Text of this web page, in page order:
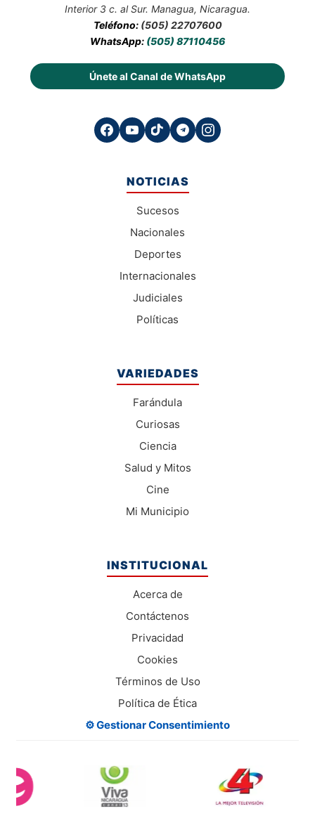
Interior 3 c. al Sur. Managua, Nicaragua.
Teléfono: (505) 22707600
WhatsApp: (505) 87110456
Únete al Canal de WhatsApp
NOTICIAS
Sucesos
Nacionales
Deportes
Internacionales
Judiciales
Políticas
VARIEDADES
Farándula
Curiosas
Ciencia
Salud y Mitos
Cine
Mi Municipio
INSTITUCIONAL
Acerca de
Contáctenos
Privacidad
Cookies
Términos de Uso
Política de Ética
⚙️ Gestionar Consentimiento